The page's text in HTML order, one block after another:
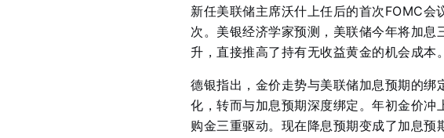
新任美联储主席沃什上任后的首次FOMC
次。美银经济学家预测，美联储今年将加息
升，直接推高了持有无收益黄金的机会成本。
德银指出，金价走势与美联储加息预期的绑
化，转而与加息预期深度绑定。年初金价冲
购金三重驱动。现在降息预期变成了加息